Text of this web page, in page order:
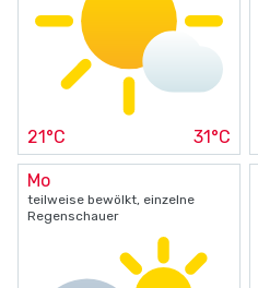
21°C 31°C
Mo
teilweise bewölkt, einzelne
Regenschauer